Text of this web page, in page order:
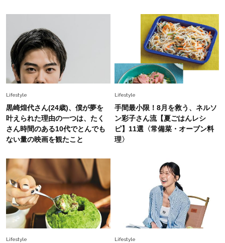
で即涼しげ＆上品見え〈3選〉
Fashion
今、40代の「メガネ＆サングラス」のトレンド
に更新あり！“黒ぶち以外”が新定番に
オシャレ40代の【ワンピ＆オールインワン】最
旬着こなし3選。地味見え回避のコツは「バッグ
選び」！
スタイリストが本気で推す！40代がほどよく華
やぐ【甘め黒アイテム】3選
Fashion 2026.7.25
26年夏は「小ぶり」が大流行中！人と被らない
【最旬かごバッグ】6選
Lifestyle
黒崎煌代さん(24歳)、僕が夢を
叶えられた理由の一つは、たく
さん時間のある10代でとんでも
ない量の映画を観たこと
Lifestyle
手間最小限！8月を救う、ネルソ
ン彩子さん流【夏ごはんレシ
ピ】11選〈常備菜・オーブン料
理〉
Lifestyle Lifestyle